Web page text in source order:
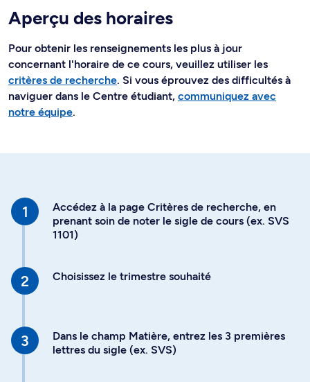
Aperçu des horaires
Pour obtenir les renseignements les plus à jour
concernant l'horaire de ce cours, veuillez utiliser les
critères de recherche. Si vous éprouvez des difficultés à
naviguer dans le Centre étudiant, communiquez avec
notre équipe.
Accédez à la page Critères de recherche, en
prenant soin de noter le sigle de cours (ex. SVS
1101)
Choisissez le trimestre souhaité
Dans le champ Matière, entrez les 3 premières
lettres du sigle (ex. SVS)